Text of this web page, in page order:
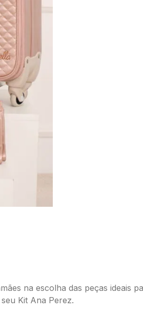
na escolha das peças ideais
Kit Ana Perez.